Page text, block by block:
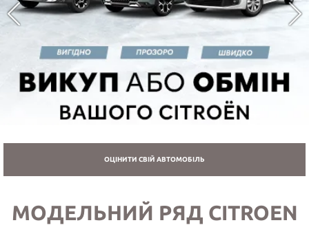
ОЦІНИТИ СВІЙ АВТОМОБІЛЬ
МОДЕЛЬНИЙ РЯД CITROEN